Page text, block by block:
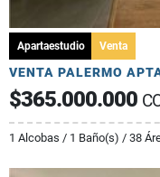
Apartaestudio Venta
VENTA PALERMO
$365.000.000
1 Alcobas / 1 Baño(s) / 38